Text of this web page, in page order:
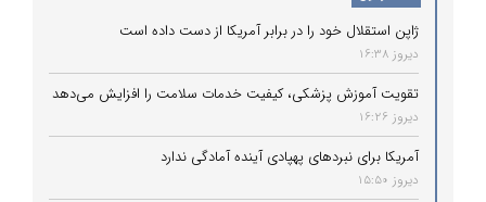
ژاپن استقلال خود را در برابر آمریکا از دست داده است
دیروز 16:38
تقویت آموزش پزشکی، کیفیت خدمات سلامت را افزایش می‌دهد
دیروز 16:26
آمریکا برای نبردهای پهپادی آینده آمادگی ندارد
دیروز 15:50